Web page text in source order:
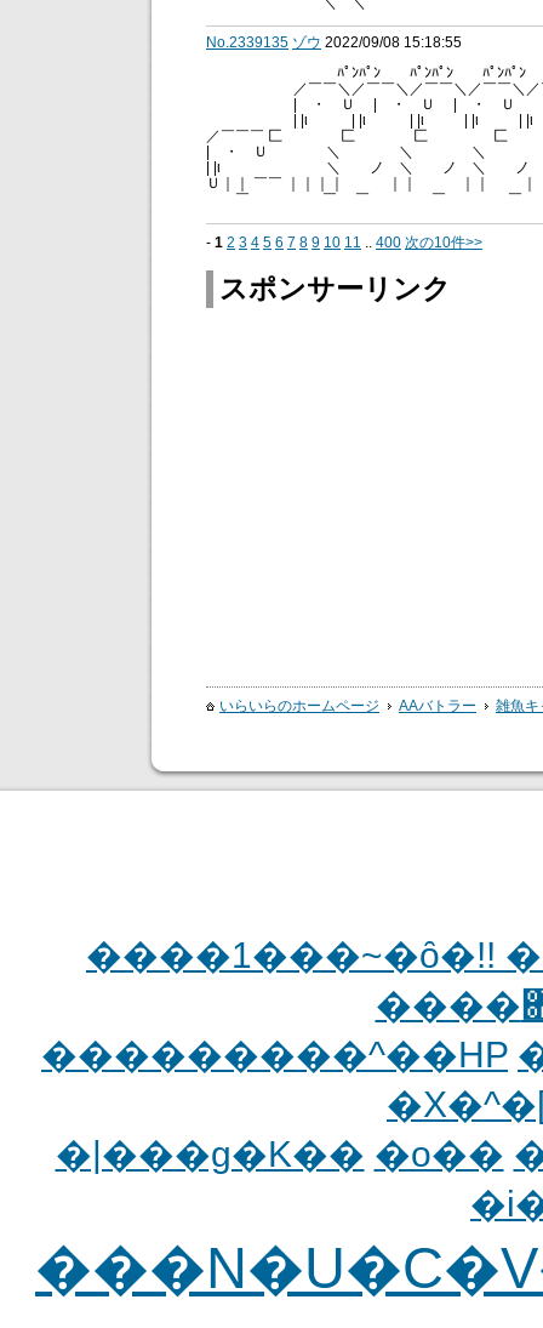
No.2339135 ゾウ 2022/09/08 15:18:55
ﾊﾟﾝﾊﾟﾝ ﾊﾟﾝﾊﾟﾝ ﾊﾟﾝﾊﾟﾝ ﾊﾟﾝﾊ
／￣￣＼／￣￣＼／￣￣＼／￣￣＼／￣
| ・ Ｕ | ・ Ｕ | ・ Ｕ |
| |ι | |ι | |ι | |ι | |ι | |ι
／￣￣￣ 匚 匚
| ・ Ｕ ＼ ＼
| |ι ＼ ノ ＼ ノ ＼ ノ
Ｕ｜｜ ￣￣ ｜｜｜｜ ｜｜ ｜
￣ ￣ ￣ ￣
- 1 2 3 4 5 6 7 8 9 10 11 400 次の10件>>
スポンサーリンク
いらいらのホームページ AAバトラー 雑魚キ
����1���~�ȏ�!!
���������^��HP
�|���g�K�� �o��
���N�U�C�V